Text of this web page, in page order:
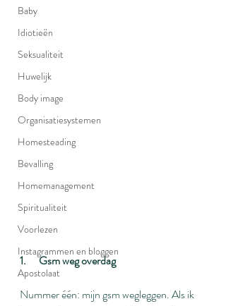
Baby
Idiotieën
Seksualiteit
Huwelijk
Body image
Organisatiesystemen
Homesteading
Bevalling
Homemanagement
Spiritualiteit
Voorlezen
Instagrammen en bloggen
Apostolaat
1.      Gsm weg overdag
Nummer één: mijn gsm wegleggen. Als ik